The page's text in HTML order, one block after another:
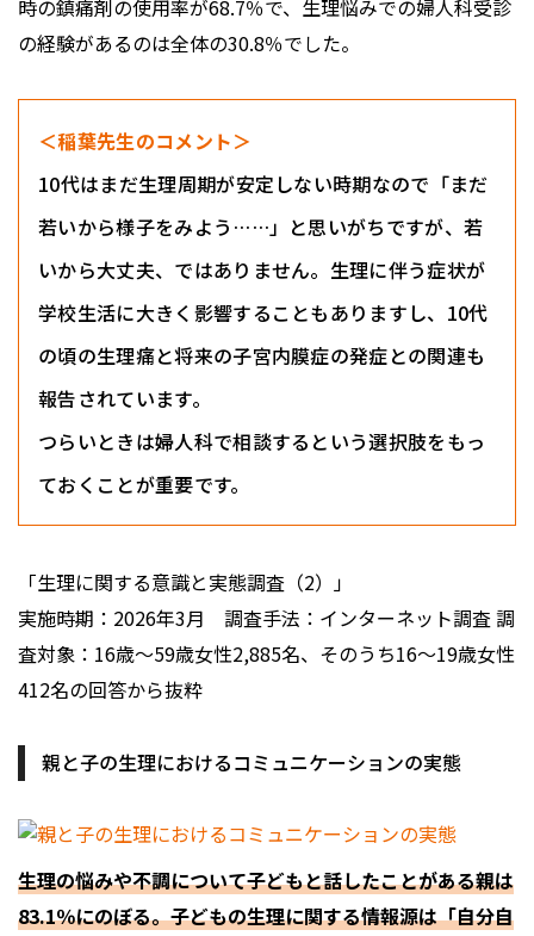
時の鎮痛剤の使用率が68.7％で、生理悩みでの婦人科受診
の経験があるのは全体の30.8％でした。
＜稲葉先生のコメント＞
10代はまだ生理周期が安定しない時期なので「まだ
若いから様子をみよう……」と思いがちですが、若
いから大丈夫、ではありません。生理に伴う症状が
学校生活に大きく影響することもありますし、10代
の頃の生理痛と将来の子宮内膜症の発症との関連も
報告されています。
つらいときは婦人科で相談するという選択肢をもっ
ておくことが重要です。
「生理に関する意識と実態調査（2）」
実施時期：2026年3月 調査手法：インターネット調査 調
査対象：16歳〜59歳女性2,885名、そのうち16〜19歳女性
412名の回答から抜粋
親と子の生理におけるコミュニケーションの実態
生理の悩みや不調について子どもと話したことがある親は
83.1％にのぼる。子どもの生理に関する情報源は「自分自